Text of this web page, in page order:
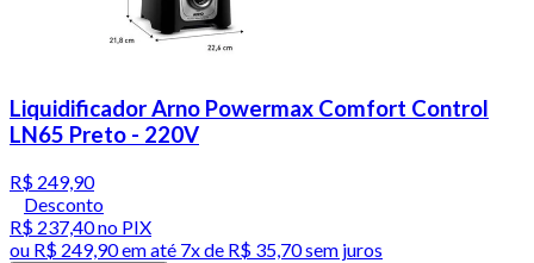
Liquidificador Arno Powermax Comfort Control
LN65 Preto - 220V
R$ 249,90
Desconto
R$ 237,40no PIX
ou R$ 249,90em até 7x de R$ 35,70 sem juros